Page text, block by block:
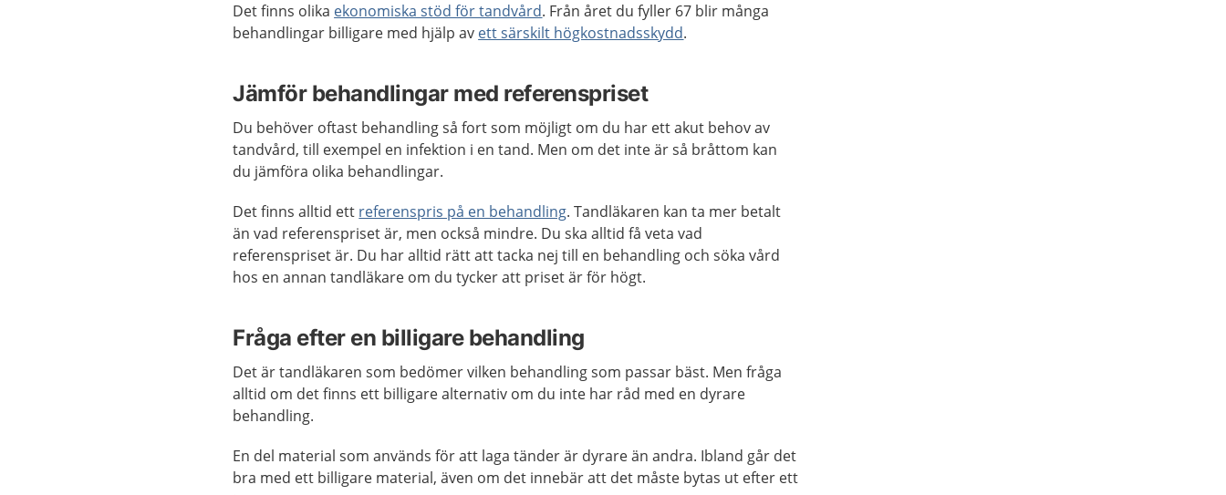
Det finns olika ekonomiska stöd för tandvård. Från året du fyller 67 blir många
behandlingar billigare med hjälp av ett särskilt högkostnadsskydd.
Jämför behandlingar med referenspriset
Du behöver oftast behandling så fort som möjligt om du har ett akut behov av
tandvård, till exempel en infektion i en tand. Men om det inte är så bråttom kan
du jämföra olika behandlingar.
Det finns alltid ett referenspris på en behandling. Tandläkaren kan ta mer betalt
än vad referenspriset är, men också mindre. Du ska alltid få veta vad
referenspriset är. Du har alltid rätt att tacka nej till en behandling och söka vård
hos en annan tandläkare om du tycker att priset är för högt.
Fråga efter en billigare behandling
Det är tandläkaren som bedömer vilken behandling som passar bäst. Men fråga
alltid om det finns ett billigare alternativ om du inte har råd med en dyrare
behandling.
En del material som används för att laga tänder är dyrare än andra. Ibland går det
bra med ett billigare material, även om det innebär att det måste bytas ut efter ett